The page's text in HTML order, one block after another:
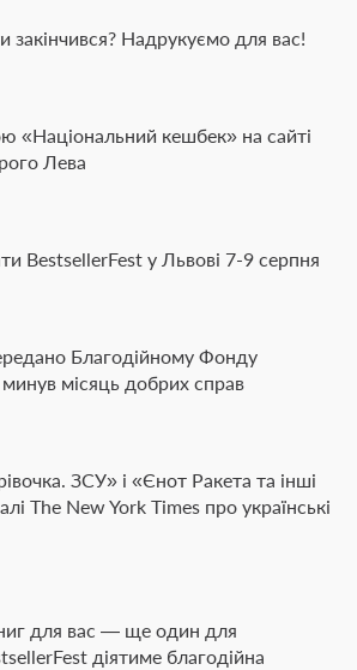
закінчився? Надрукуємо для вас!
«Національний кешбек» на сайті
Лева
BestsellerFest у Львові 7-9 серпня
Благодійному Фонду
місяць добрих справ
ЗСУ» і «Єнот Ракета та інші
The New York Times про українські
для вас — ще один для
діятиме благодійна